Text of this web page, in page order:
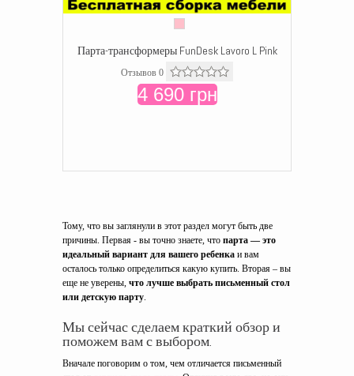
Парта-трансформеры FunDesk Lavoro L Pink
Отзывов 0
4 690 грн
Тому, что вы заглянули в этот раздел могут быть две
причины. Первая - вы точно знаете, что парта — это
идеальный вариант для вашего ребенка и вам
осталось только определиться какую купить. Вторая – вы
еще не уверены, что лучше выбрать письменный стол
или детскую парту.
Мы сейчас сделаем краткий обзор и
поможем вам с выбором.
Вначале поговорим о том, чем отличается письменный